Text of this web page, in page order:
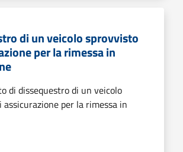
di un veicolo sprovvisto
per la rimessa in
di dissequestro di un veicolo
per la rimessa in